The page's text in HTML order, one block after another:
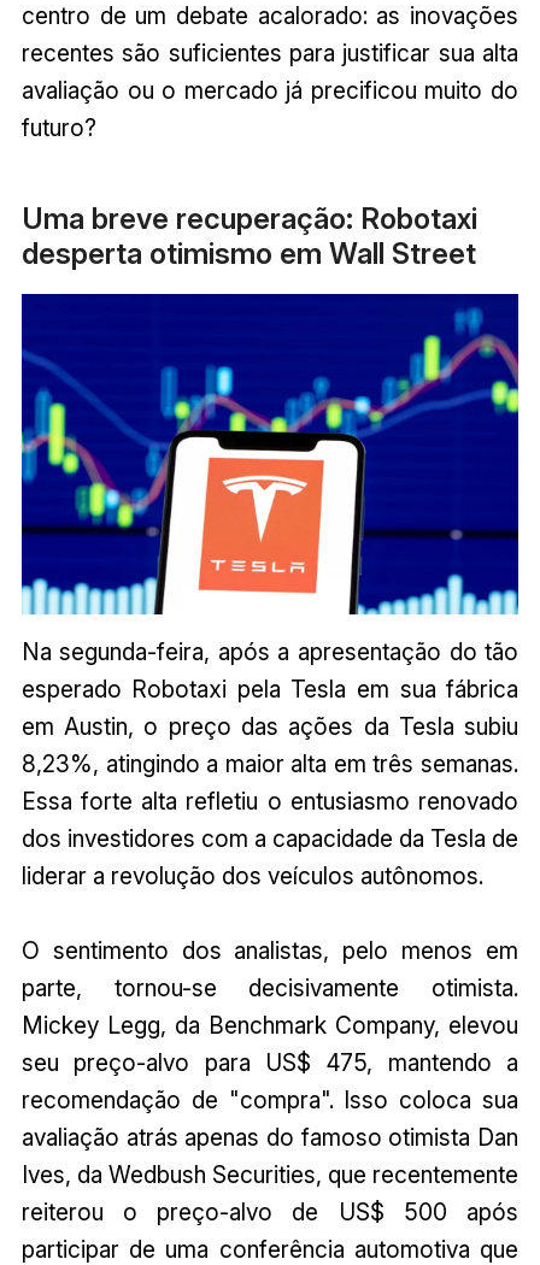
centro de um debate acalorado: as inovações
recentes são suficientes para justificar sua alta
avaliação ou o mercado já precificou muito do
futuro?
Uma breve recuperação: Robotaxi
desperta otimismo em Wall Street
Na segunda-feira, após a apresentação do tão
esperado Robotaxi pela Tesla em sua fábrica
em Austin, o preço das ações da Tesla subiu
8,23%, atingindo a maior alta em três semanas.
Essa forte alta refletiu o entusiasmo renovado
dos investidores com a capacidade da Tesla de
liderar a revolução dos veículos autônomos.
O sentimento dos analistas, pelo menos em
parte, tornou-se decisivamente otimista.
Mickey Legg, da Benchmark Company, elevou
seu preço-alvo para US$ 475, mantendo a
recomendação de "compra". Isso coloca sua
avaliação atrás apenas do famoso otimista Dan
Ives, da Wedbush Securities, que recentemente
reiterou o preço-alvo de US$ 500 após
participar de uma conferência automotiva que